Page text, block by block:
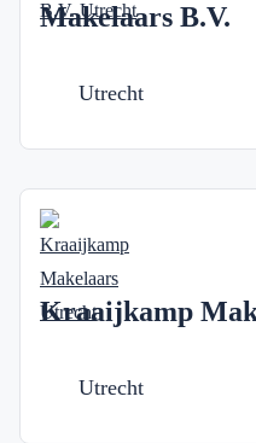
Makelaars B.V.
Utrecht
Kraaijkamp
Utrecht